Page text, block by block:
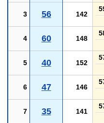
3 56 142
4 60 148
5 40 152
6 47 146
7 35 141